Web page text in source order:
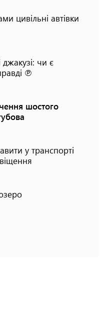
цивільні автівки
чи є
℗
шостого
у транспорті